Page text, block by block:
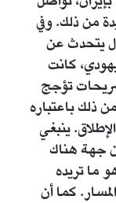
من ذلك. وفي
يتحدث عن
كانت
تؤجج
ذلك باعتباره
ينبغي
جهة هناك
ما تريده
كما أن